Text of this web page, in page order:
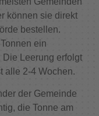
können sie direkt
bestellen.
ein
Die Leerung erfolgt
alle 2-4 Wochen.
der Gemeinde
die Tonne am